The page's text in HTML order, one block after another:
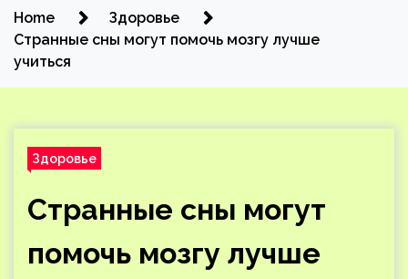
Home
Здоровье
Странные сны могут помочь мозгу лучше
учиться
Здоровье
Странные сны могут
помочь мозгу лучше